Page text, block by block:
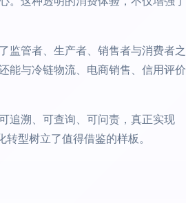
监管者、生产者、销售者与消费者之
能与冷链物流、电商销售、信用评价
追溯、可查询、可问责，真正实现
型树立了值得借鉴的样板。